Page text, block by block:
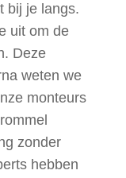
bij je langs.
uit om de
Deze
weten we
monteurs
zonder
hebben